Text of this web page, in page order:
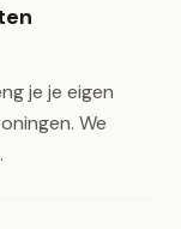
je je eigen
We